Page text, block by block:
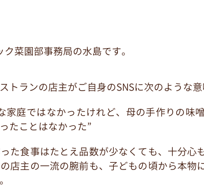
菜園部事務局の水島です。
トランの店主がご自身のSNSに次のような
家庭ではなかったけれど、母の手作りの味
たことはなかった”
た食事はたとえ品数が少なくても、十分心
店主の一流の腕前も、子どもの頃から本物